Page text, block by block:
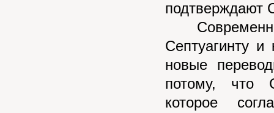
подтверждают
Септуагинту и
новые
потому, что
которое